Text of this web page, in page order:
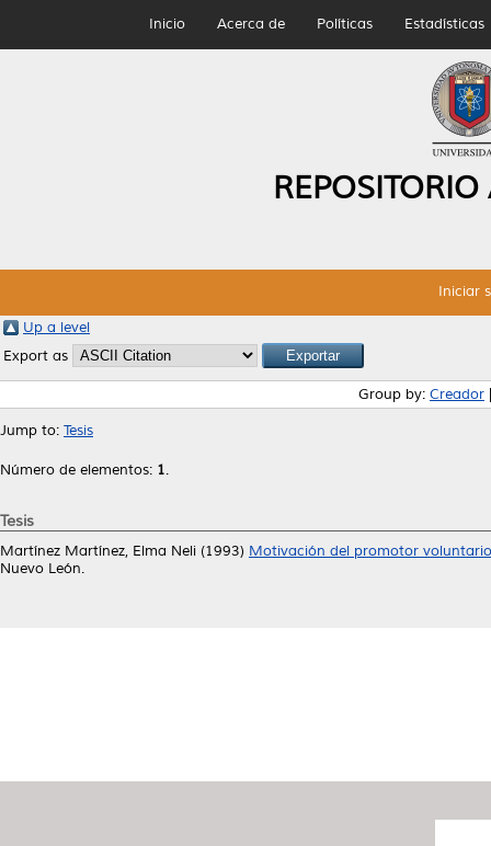
Inicio Acerca de Políticas Estadísticas
Iniciar
Up a level
Export as
Group by: Creador
Jump to: Tesis
Número de elementos: 1.
Tesis
Martínez Martínez, Elma Neli (1993) Motivación del promotor
Nuevo León.